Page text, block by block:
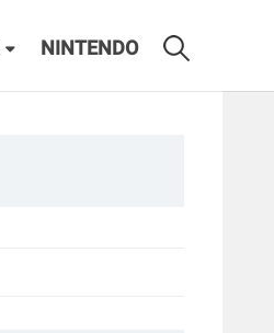
NINTENDO